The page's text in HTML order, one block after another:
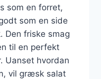
som en forret,
som en side
Den friske smag
til en perfekt
Uanset hvordan
vil græsk salat